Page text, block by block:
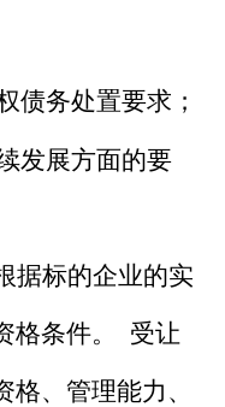
债务处置要求；
发展方面的要
据标的企业的实
格条件。 受让
、管理能力、